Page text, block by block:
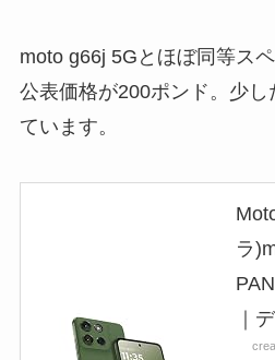
moto g66j 5Gとほぼ同等ス
公表価格が200ポンド。少
ています。
ラ
｜